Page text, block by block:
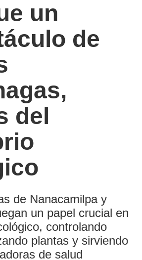
un
de
del
de Nanacamilpa y
un papel crucial en
controlando
plantas y sirviendo
de salud